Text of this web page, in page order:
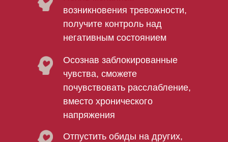
возникновения тревожности,
получите контроль над
негативным состоянием
Осознав заблокированные
чувства, сможете
почувствовать расслабление,
вместо хронического
напряжения
Отпустить обиды на других,